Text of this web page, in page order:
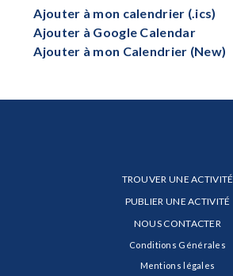
Ajouter à mon calendrier (.ics)
Ajouter à Google Calendar
Ajouter à mon Calendrier (New)
TROUVER UNE ACTIVITÉ
PUBLIER UNE ACTIVITÉ
NOUS CONTACTER
Conditions Générales
Mentions légales